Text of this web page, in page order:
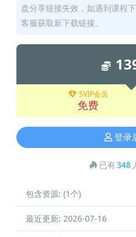
盘分享链接失效，如遇到课程
客服获取新下载链接。
SVIP会员
免费
登录
已有348
包含资源: (1个)
最近更新: 2026-07-16